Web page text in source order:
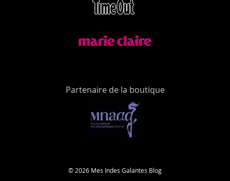
Partenaire de la boutique
© 2026 Mes Indes Galantes Blog